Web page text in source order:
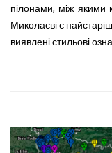
пілонами, між якими
Миколаєві є
виявлені стильові